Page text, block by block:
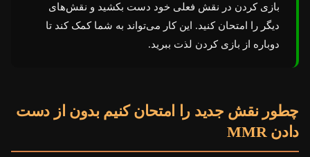
بازی کردن در نقش فعلی خود دست بکشید و نقش‌های
دیگر را امتحان کنید. این کار می‌تواند به شما کمک کند تا
دوباره از بازی کردن لذت ببرید.
چطور نقش جدید را امتحان کنیم بدون از دست
دادن MMR